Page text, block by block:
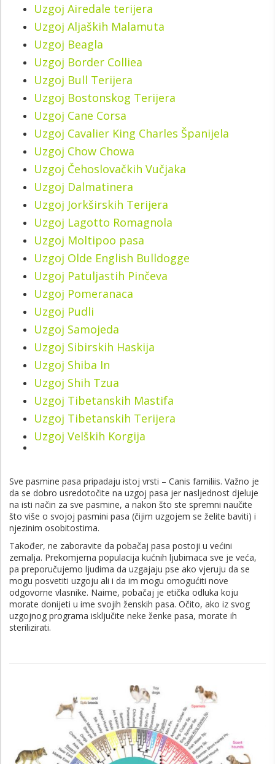
Uzgoj Airedale terijera
Uzgoj Aljaških Malamuta
Uzgoj Beagla
Uzgoj Border Colliea
Uzgoj Bull Terijera
Uzgoj Bostonskog Terijera
Uzgoj Cane Corsa
Uzgoj Cavalier King Charles Španijela
Uzgoj Chow Chowa
Uzgoj Čehoslovačkih Vučjaka
Uzgoj Dalmatinera
Uzgoj Jorkširskih Terijera
Uzgoj Lagotto Romagnola
Uzgoj Moltipoo pasa
Uzgoj Olde English Bulldogge
Uzgoj Patuljastih Pinčeva
Uzgoj Pomeranaca
Uzgoj Pudli
Uzgoj Samojeda
Uzgoj Sibirskih Haskija
Uzgoj Shiba In
Uzgoj Shih Tzua
Uzgoj Tibetanskih Mastifa
Uzgoj Tibetanskih Terijera
Uzgoj Velških Korgija
Sve pasmine pasa pripadaju istoj vrsti – Canis familiis. Važno je
da se dobro usredotočite na uzgoj pasa jer nasljednost djeluje
na isti način za sve pasmine, a nakon što ste spremni naučite
što više o svojoj pasmini pasa (čijim uzgojem se želite baviti) i
njezinim osobitostima.
Također, ne zaboravite da pobačaj pasa postoji u većini
zemalja. Prekomjerna populacija kućnih ljubimaca sve je veća,
pa preporučujemo ljudima da uzgajaju pse ako vjeruju da se
mogu posvetiti uzgoju ali i da im mogu omogućiti nove
odgovorne vlasnike. Naime, pobačaj je etička odluka koju
morate donijeti u ime svojih ženskih pasa. Očito, ako iz svog
uzgojnog programa isključite neke ženke pasa, morate ih
sterilizirati.